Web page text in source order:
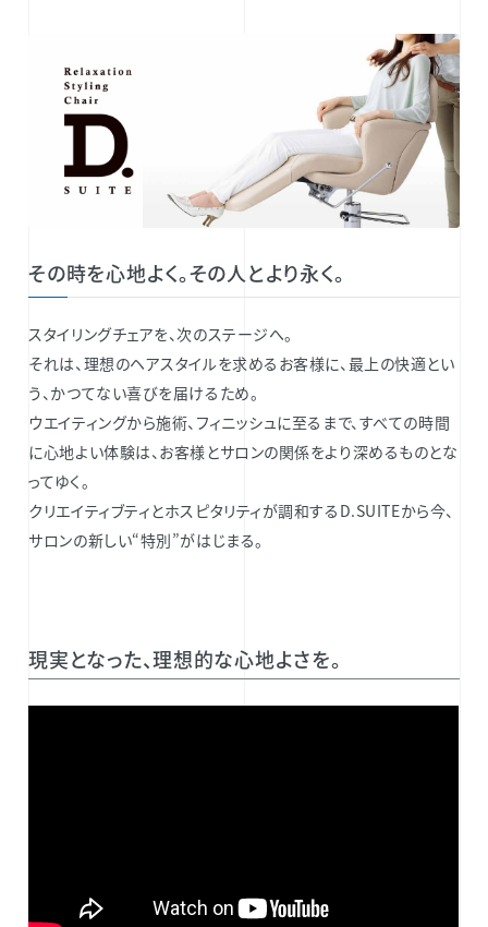
その時を心地よく。その人とより永く。
スタイリングチェアを、次のステージへ。
それは、理想のヘアスタイルを求めるお客様に、最上の快適とい
う、かつてない喜びを届けるため。
ウエイティングから施術、フィニッシュに至るまで、すべての時間
に心地よい体験は、お客様とサロンの関係をより深めるものとな
ってゆく。
クリエイティブティとホスピタリティが調和するD.SUITEから今、
サロンの新しい“特別”がはじまる。
現実となった、理想的な心地よさを。